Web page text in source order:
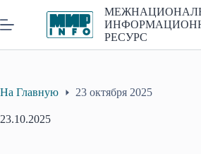
к
сути
РЕСУРС
На Главную 23 октября 2025
23.10.2025